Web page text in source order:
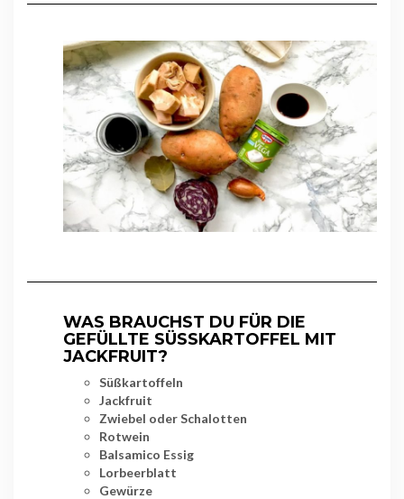
WAS BRAUCHST DU FÜR DIE
GEFÜLLTE SÜSSKARTOFFEL MIT J
ACKFRUIT?
Süßkartoffeln
Jackfruit
Zwiebel oder Schalotten
Rotwein
Balsamico Essig
Lorbeerblatt
Gewürze